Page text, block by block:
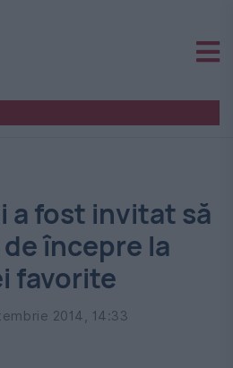
a fost invitat să
începre la
favorite
2014, 14:33